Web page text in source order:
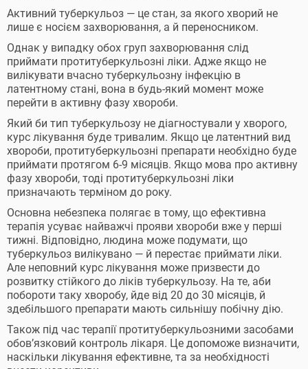
Активний туберкульоз — це стан, за якого хворий не
лише є носієм захворювання, а й переносником.
Однак у випадку обох груп захворювання слід
приймати протитуберкульозні ліки. Адже якщо не
вилікувати вчасно туберкульозну інфекцію в
латентному стані, вона в будь-який момент може
перейти в активну фазу хвороби.
Який би тип туберкульозу не діагностували у хворого,
курс лікування буде тривалим. Якщо це латентний вид
хвороби, протитуберкульозні препарати необхідно буде
приймати протягом 6-9 місяців. Якщо мова про активну
фазу хвороби, тоді протитуберкульозні ліки
призначають терміном до року.
Основна небезпека полягає в тому, що ефективна
терапія усуває найважчі прояви хвороби вже у перші
тижні. Відповідно, людина може подумати, що
туберкульоз вилікувано — й перестає приймати ліки.
Але неповний курс лікування може призвести до
розвитку стійкого до ліків туберкульозу. На те, аби
побороти таку хворобу, йде від 20 до 30 місяців, й
здебільшого препарати мають сильнішу побічну дію.
Також під час терапії протитуберкульозними засобами
обов’язковий контроль лікаря. Це допоможе визначити,
наскільки лікування ефективне, та за необхідності